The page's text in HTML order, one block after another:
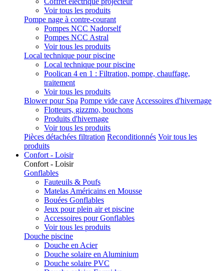
Voir tous les produits
Pompe nage à contre-courant
Pompes NCC Nadorself
Pompes NCC Astral
Voir tous les produits
Local technique pour piscine
Local technique pour piscine
Poolican 4 en 1 : Filtration, pompe, chauffage,
traitement
Voir tous les produits
Blower pour Spa Pompe vide cave Accessoires d'hivernage
Flotteurs, gizzmo, bouchons
Produits d'hivernage
Voir tous les produits
Pièces détachées filtration Reconditionnés Voir tous les
produits
Confort - Loisir
Confort - Loisir
Gonflables
Fauteuils & Poufs
Matelas Américains en Mousse
Bouées Gonflables
Jeux pour plein air et piscine
Accessoires pour Gonflables
Voir tous les produits
Douche piscine
Douche en Acier
Douche solaire en Aluminium
Douche solaire PVC